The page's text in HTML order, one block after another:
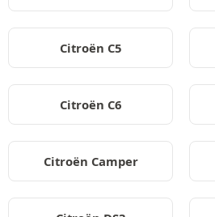
Citroën C5
Citroën C6
Citroën Camper